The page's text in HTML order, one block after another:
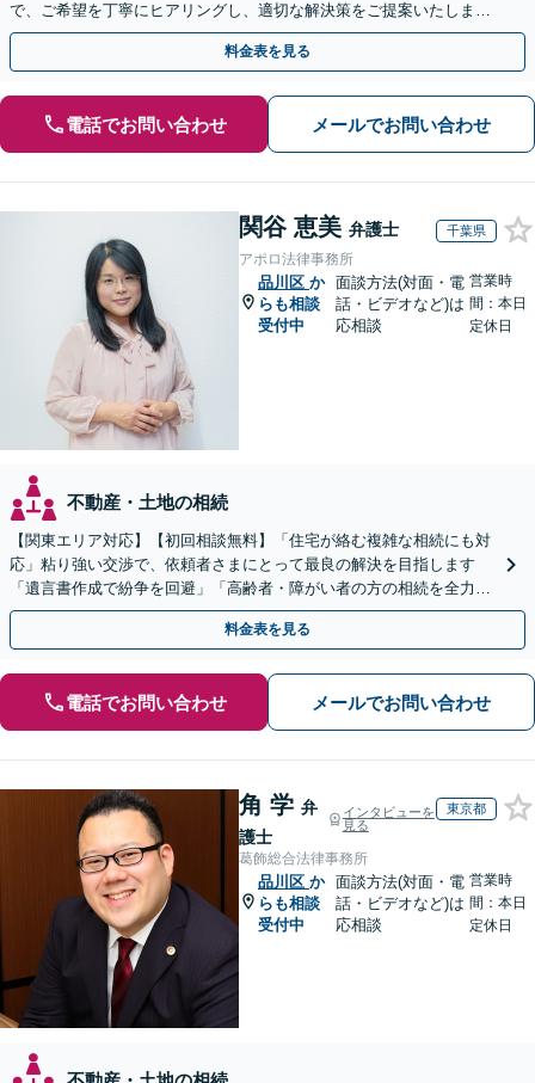
で、ご希望を丁寧にヒアリングし、適切な解決策をご提案いたしま
す。まずは無料相談でお悩みをお聞かせください。
料金表を見る
電話でお問い合わせ メールでお問い合わせ
関谷 恵美 弁護士 千葉県
アポロ法律事務所
品川区 か
らも相談
受付中
面談方法(対面・電
話・ビデオなど)は
応相談
営業時
間：本日
定休日
不動産・土地の相続
【関東エリア対応】【初回相談無料】「住宅が絡む複雑な相続にも対
応」粘り強い交渉で、依頼者さまにとって最良の解決を目指します
「遺言書作成で紛争を回避」「高齢者・障がい者の方の相続を全力サ
ポート」【全国出張】【完全個室制】【バリアフリー対応】
料金表を見る
電話でお問い合わせ メールでお問い合わせ
角 学 弁
護士
インタビューを
見る
東京都
葛飾総合法律事務所
品川区 か
らも相談
受付中
面談方法(対面・電
話・ビデオなど)は
応相談
営業時
間：本日
定休日